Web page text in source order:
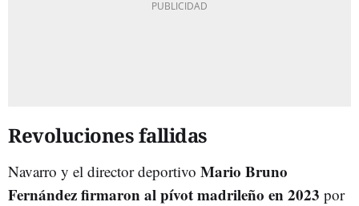
Revoluciones fallidas
Navarro y el director deportivo Mario Bruno
Fernández firmaron al pívot madrileño en 2023 por